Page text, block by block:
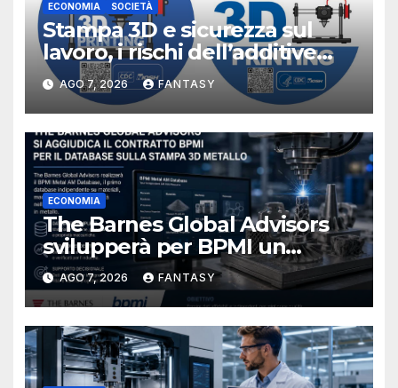
ECONOMIA SOCIETÀ
Stampa 3D e sicurezza sul
lavoro, i rischi dell’additive
manufacturing secondo
NIOSH
AGO 7, 2026 FANTASY
ECONOMIA
The Barnes Global Advisors
svilupperà per BPMI un
database per la stampa 3D
metallica destinata alla filiera
navale statunitense
AGO 7, 2026 FANTASY